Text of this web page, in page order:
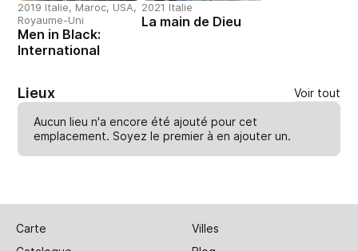
2019 Italie, Maroc, USA,
Royaume-Uni
Men in Black:
International
2021 Italie
La main de Dieu
Lieux Voir tout
Aucun lieu n'a encore été ajouté pour cet
emplacement. Soyez le premier à enajouter un.
Carte
Villes